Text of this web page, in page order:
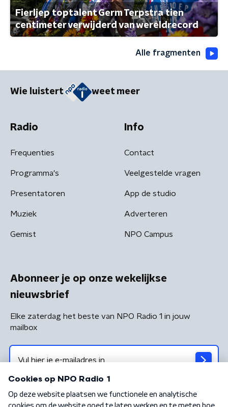
Fierljep toptalent Germ Terpstra tien
centimeter verwijderd van wereldrecord
Alle fragmenten
Wie luistert weet meer
Radio
Frequenties
Programma's
Presentatoren
Muziek
Gemist
Info
Contact
Veelgestelde vragen
App de studio
Adverteren
NPO Campus
Abonneer je op onze wekelijkse
nieuwsbrief
Elke zaterdag het beste van NPO Radio 1 in jouw
mailbox